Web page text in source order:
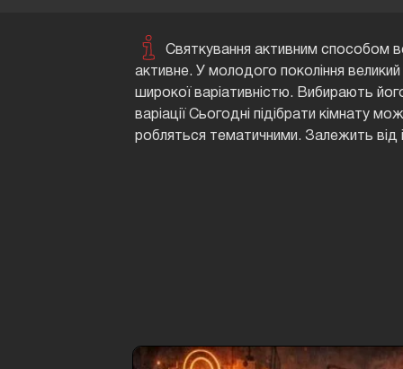
Святкування активним способом
активне. У молодого покоління
широкої варіативністю. Вибирають
варіації Сьогодні підібрати кімнату
робляться тематичними. Залежить від